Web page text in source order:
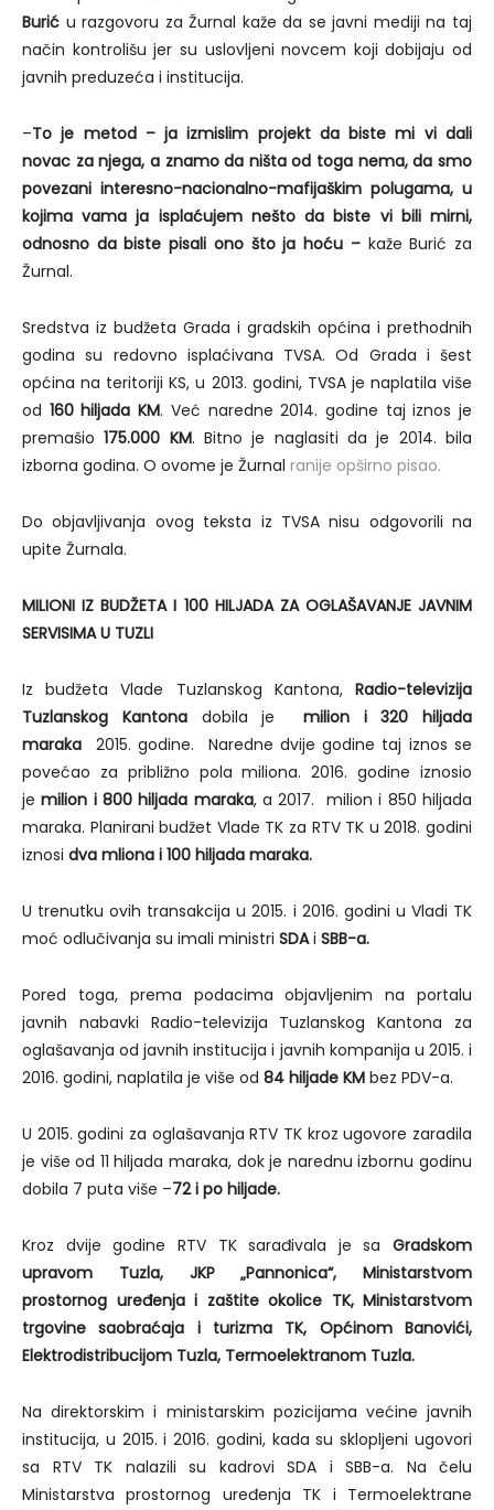
Burić u razgovoru za Žurnal kaže da se javni mediji na taj
način kontrolišu jer su uslovljeni novcem koji dobijaju od
javnih preduzeća i institucija.
–To je metod – ja izmislim projekt da biste mi vi dali
novac za njega, a znamo da ništa od toga nema, da smo
povezani interesno-nacionalno-mafijaškim polugama, u
kojima vama ja isplaćujem nešto da biste vi bili mirni,
odnosno da biste pisali ono što ja hoću – kaže Burić za
Žurnal.
Sredstva iz budžeta Grada i gradskih općina i prethodnih
godina su redovno isplaćivana TVSA. Od Grada i šest
općina na teritoriji KS, u 2013. godini, TVSA je naplatila više
od 160 hiljada KM. Već naredne 2014. godine taj iznos je
premašio175.000 KM. Bitno je naglasiti da je 2014. bila
izborna godina. O ovome je Žurnal ranije opširno pisao.
Do objavljivanja ovog teksta iz TVSA nisu odgovorili na
upite Žurnala.
MILIONI IZ BUDŽETA I 100 HILJADA ZA OGLAŠAVANJE JAVNIM
SERVISIMA U TUZLI
Iz budžeta Vlade Tuzlanskog Kantona, Radio-televizija
Tuzlanskog Kantonadobila je milion i 320 hiljada
maraka
2015. godine. Naredne dvije godine taj iznos se
povećao za približno pola miliona. 2016. godine iznosio
jemilion i 800 hiljada maraka, a 2017. milion i 850 hiljada
maraka. Planirani budžet Vlade TK za RTV TK u 2018. godini
iznosi dva mliona i 100 hiljada maraka.
U trenutku ovih transakcija u 2015. i 2016. godini u Vladi TK
moć odlučivanja su imali ministri SDAi SBB-a.
Pored toga, prema podacima objavljenim na portalu
javnih nabavki Radio-televizija Tuzlanskog Kantona za
oglašavanja od javnih institucija i javnih kompanija u 2015. i
2016. godini, naplatila je više od 84 hiljade KM bez PDV-a.
U 2015. godini za oglašavanja RTV TK kroz ugovore zaradila
je više od 11 hiljada maraka, dok je narednu izbornu godinu
dobila 7 puta više –72 i po hiljade.
Kroz dvije godine RTV TK sarađivala je sa Gradskom
upravom Tuzla, JKP „Pannonica“, Ministarstvom
prostornog uređenja i zaštite okolice TK, Ministarstvom
trgovine saobraćaja i turizma TK, Općinom Banovići,
Elektrodistribucijom Tuzla, Termoelektranom Tuzla.
Na direktorskim i ministarskim pozicijama većine javnih
institucija, u 2015. i 2016. godini, kada su sklopljeni ugovori
sa RTV TK nalazili su kadrovi SDA i SBB-a. Na čelu
Ministarstva prostornog uređenja TK i Termoelektrane